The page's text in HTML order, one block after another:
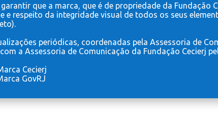
que a marca, que é de propriedade da Fundação
e respeito da integridade visual de todos os seus
periódicas, coordenadas pela Assessoria de
a Assessoria de Comunicação da Fundação Cecierj
Cecierj
GovRJ